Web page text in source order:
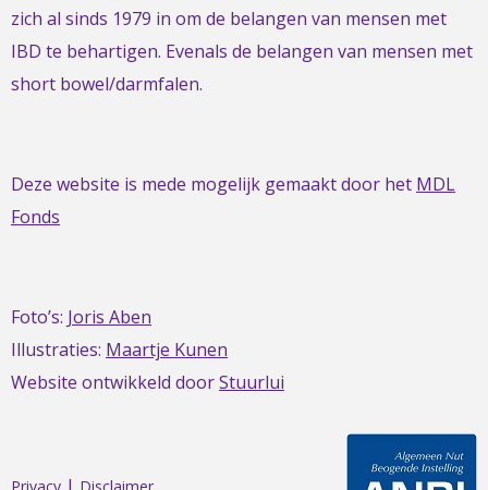
zich al sinds 1979 in om de belangen van mensen met
IBD te behartigen. Evenals de belangen van mensen met
short bowel/darmfalen.
Deze website is mede mogelijk gemaakt door het MDL
Fonds
Foto’s: Joris Aben
Illustraties: Maartje Kunen
Website ontwikkeld doorStuurlui